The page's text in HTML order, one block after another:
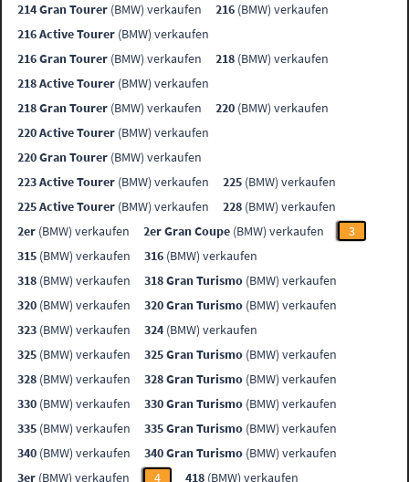
214 Gran Tourer (BMW) verkaufen 216 (BMW) verkaufen
216 Active Tourer (BMW) verkaufen
216 Gran Tourer (BMW) verkaufen 218 (BMW) verkaufen
218 Active Tourer (BMW) verkaufen
218 Gran Tourer (BMW) verkaufen 220 (BMW) verkaufen
220 Active Tourer (BMW) verkaufen
220 Gran Tourer (BMW) verkaufen
223 Active Tourer (BMW) verkaufen 225 (BMW) verkaufen
225 Active Tourer (BMW) verkaufen 228 (BMW) verkaufen
2er (BMW) verkaufen 2er Gran Coupe (BMW) verkaufen
3
315 (BMW) verkaufen 316 (BMW) verkaufen
318 (BMW) verkaufen 318 Gran Turismo (BMW) verkaufen
320 (BMW) verkaufen 320 Gran Turismo (BMW) verkaufen
323 (BMW) verkaufen 324 (BMW) verkaufen
325 (BMW) verkaufen 325 Gran Turismo (BMW) verkaufen
328 (BMW) verkaufen 328 Gran Turismo (BMW) verkaufen
330 (BMW) verkaufen 330 Gran Turismo (BMW) verkaufen
335 (BMW) verkaufen 335 Gran Turismo (BMW) verkaufen
340 (BMW) verkaufen 340 Gran Turismo (BMW) verkaufen
3er (BMW) verkaufen 4 418 (BMW) verkaufen